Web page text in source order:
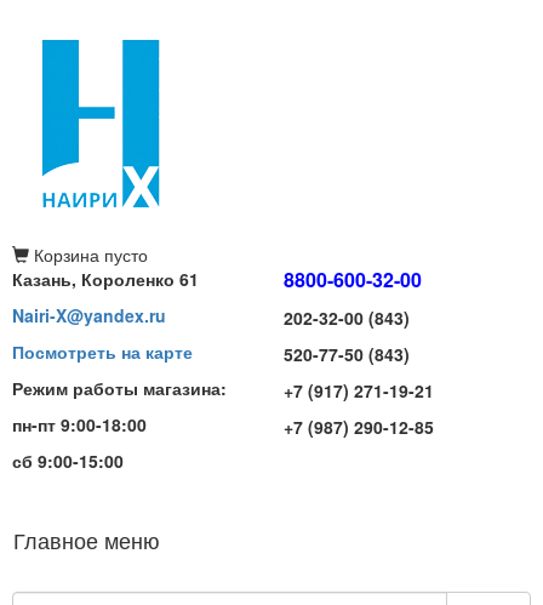
Корзина пусто
Казань, Короленко 61
Nairi-X@yandex.ru
Посмотреть на карте
Режим работы магазина:
пн-пт 9:00-18:00
сб 9:00-15:00
8800-600-32-00
202-32-00 (843)
520-77-50 (843)
+7 (917) 271-19-21
+7 (987) 290-12-85
Главное меню